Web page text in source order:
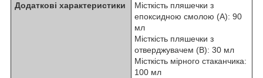
Додаткові характеристики
Місткість пляшечки з
епоксидною смолою (А): 90
мл
Місткість пляшечки з
отверджувачем (В): 30 мл
Місткість мірного стаканчика:
100 мл